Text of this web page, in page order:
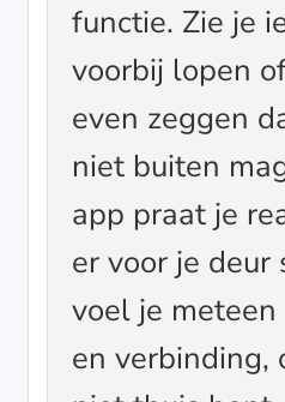
functie. Zie je
voorbij lopen
even zeggen
niet buiten
app praat je
er voor je deur
voel je
en verbinding,